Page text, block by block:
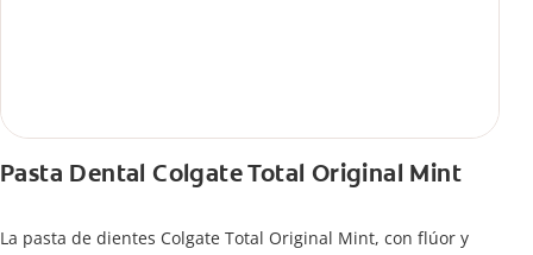
Pasta Dental Colgate Total Original Mint
La pasta de dientes Colgate Total Original Mint, con flúor y